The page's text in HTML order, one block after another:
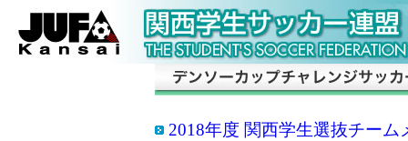
2018年度 関西学生選抜チーム